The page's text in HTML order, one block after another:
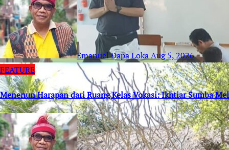
Emanuel Dapa LokaAug 5, 2026
FEATURE
Menenun Harapan dari Ruang Kelas Vokasi: Ikhtiar Sumba